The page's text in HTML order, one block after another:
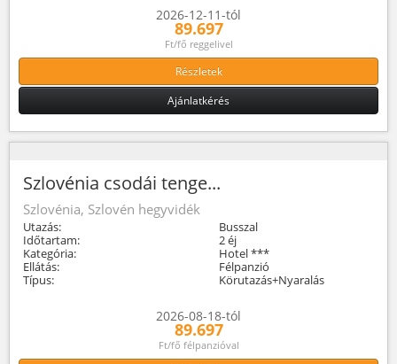
2026-12-11-tól
89.697
Ft/fő reggelivel
Részletek
Ajánlatkérés
Szlovénia csodái tenge...
Szlovénia, Szlovén hegyvidék
Utazás:
Busszal
Időtartam:
2 éj
Kategória:
Hotel ***
Ellátás:
Félpanzió
Típus:
Körutazás+Nyaralás
2026-08-18-tól
89.697
Ft/fő félpanzióval